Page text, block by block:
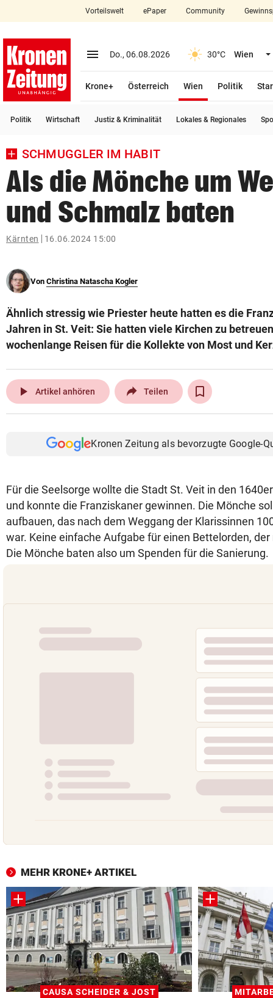
closeSchließen
account_circle Anmelden
arrow_right
bookmark
search
Suchbegriff
eingeben
© Krone Multimedia GmbH & Co KG 2026
Vorteilswelt ePaper Community
menu Menü aufklappen
Do., 06.08.2026 30°C Wien
Krone+ Österreich Wien
Politik
Politik Wirtschaft Justiz & Kriminalität Lokales & Regionales
SCHMUGGLER IM HABIT
Als die Mönche um
und Schmalz baten
Kärnten 16.06.2024 15:00
Von Christina Natascha Kogler
Ähnlich stressig wie Priester heute hatten es die
Jahren in St. Veit: Sie hatten viele Kirchen zu
wochenlange Reisen für die Kollekte von Most und
play_arrow Artikel anhören Teilen
Kronen Zeitung als bevorzugte Google-
Für die Seelsorge wollte die Stadt St. Veit in den
und konnte die Franziskaner gewinnen. Die Mönche
aufbauen, das nach dem Weggang der Klarissinnen
war. Keine einfache Aufgabe für einen Bettelorden,
Die Mönche baten also um Spenden für die Sanierung.
MEHR KRONE+ ARTIKEL
CAUSA SCHEIDER & JOST